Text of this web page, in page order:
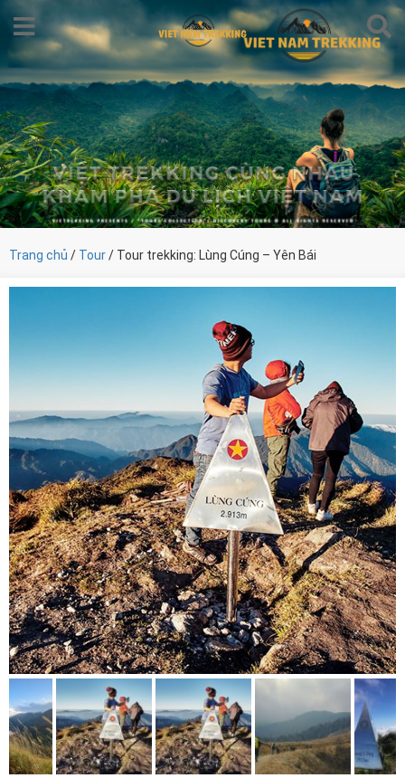
Trang chủ / Tour/ Tour trekking: Lùng Cúng – Yên Bái